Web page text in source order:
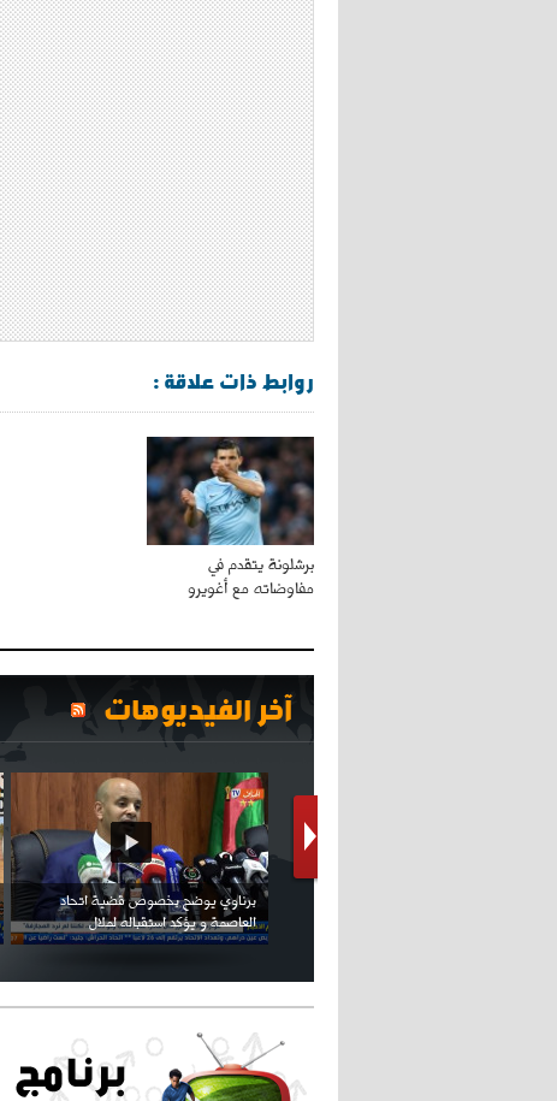
روابط ذات علاقة :
برشلونة يتقدم في
مفاوضاته مع أغويرو
آخر الفيديوهات
كريستيانو كاد يصاب على مستوى كتفه
بسبب سيلفي